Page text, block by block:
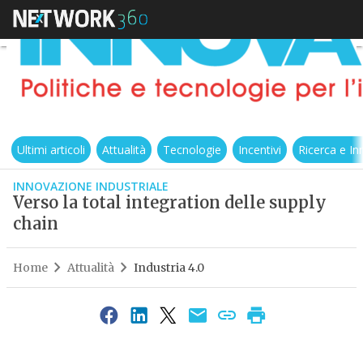
Ultimi articoli Attualità Tecnologie Incentivi Ricerca e
INNOVAZIONE INDUSTRIALE
Verso la total integration delle supply
chain
Home Attualità Industria 4.0